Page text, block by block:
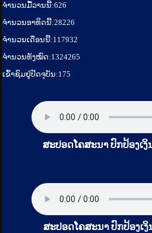
ຈໍານວນມື້ວານນີ້:626
ຈໍານວນອາທິດນີ້:28226
ຈໍານວນເດືອນນີ້:117932
ຈຳນວນທັງໝົດ:1324265
ເຂົ້າຊົມຢູ່ປັດຈຸບັນ:175
ສະປອດໂຄສະນາ ປົກປ້ອງເ
ສະປອດໂຄສະນາ ປົກປ້ອງເ